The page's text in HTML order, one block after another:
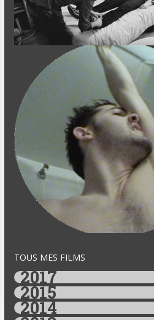
TOUS MES FILMS
2017
2015
2014